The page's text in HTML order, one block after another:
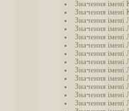
Значення імені
Значення імені
Значення імені
Значення імені
Значення імені
Значення імені
Значення імені
Значення імені
Значення імені
Значення імені
Значення імені
Значення імені
Значення імені